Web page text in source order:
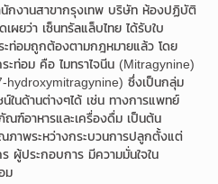
กงานสาขากรุงเทพ บริษัท ห้องปฏิบัติ
ผยว่า เซ็นทรัลแล็บไทย ได้รับใบ
อมถูกต้องตามกฎหมายแล้ว โดย
ท่อม คือ ไมทราไจนีน (Mitragynine)
hydroxymitragynine) ซึ่งเป็นกลุ่ม
ในด้านต่างๆได้ เช่น ทางการแพทย์
ฑ์อาหารและเครื่องดื่ม เป็นต้น
ภาพระหว่างกระบวนการปลูกตั้งแต่
ผู้ประกอบการ มีความมั่นใจใน
ม